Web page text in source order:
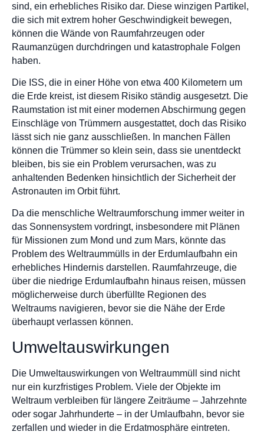
sind, ein erhebliches Risiko dar. Diese winzigen Partikel,
die sich mit extrem hoher Geschwindigkeit bewegen,
können die Wände von Raumfahrzeugen oder
Raumanzügen durchdringen und katastrophale Folgen
haben.
Die ISS, die in einer Höhe von etwa 400 Kilometern um
die Erde kreist, ist diesem Risiko ständig ausgesetzt. Die
Raumstation ist mit einer modernen Abschirmung gegen
Einschläge von Trümmern ausgestattet, doch das Risiko
lässt sich nie ganz ausschließen. In manchen Fällen
können die Trümmer so klein sein, dass sie unentdeckt
bleiben, bis sie ein Problem verursachen, was zu
anhaltenden Bedenken hinsichtlich der Sicherheit der
Astronauten im Orbit führt.
Da die menschliche Weltraumforschung immer weiter in
das Sonnensystem vordringt, insbesondere mit Plänen
für Missionen zum Mond und zum Mars, könnte das
Problem des Weltraummülls in der Erdumlaufbahn ein
erhebliches Hindernis darstellen. Raumfahrzeuge, die
über die niedrige Erdumlaufbahn hinaus reisen, müssen
möglicherweise durch überfüllte Regionen des
Weltraums navigieren, bevor sie die Nähe der Erde
überhaupt verlassen können.
Umweltauswirkungen
Die Umweltauswirkungen von Weltraummüll sind nicht
nur ein kurzfristiges Problem. Viele der Objekte im
Weltraum verbleiben für längere Zeiträume – Jahrzehnte
oder sogar Jahrhunderte – in der Umlaufbahn, bevor sie
zerfallen und wieder in die Erdatmosphäre eintreten.